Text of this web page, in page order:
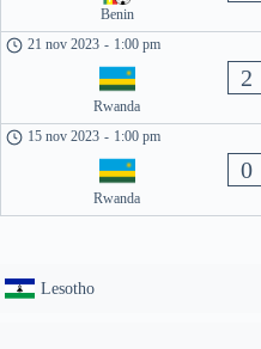
Benin
21 nov 2023 - 1:00 pm
Rwanda
2
15 nov 2023 - 1:00 pm
Rwanda
0
Lesotho